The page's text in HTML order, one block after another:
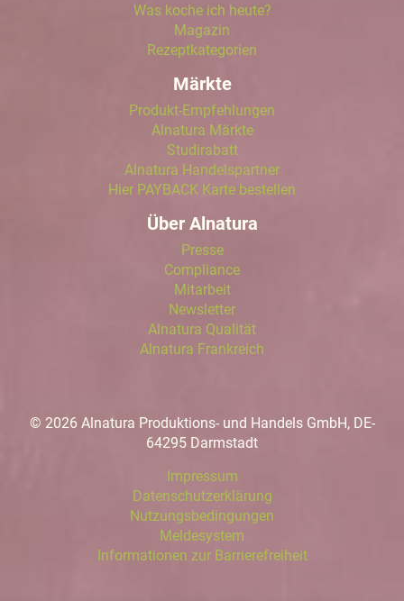
Was koche ich heute?
Magazin
Rezeptkategorien
Märkte
Produkt-Empfehlungen
Alnatura Märkte
Studirabatt
Alnatura Handelspartner
Hier PAYBACK Karte bestellen
Über Alnatura
Presse
Compliance
Mitarbeit
Newsletter
Alnatura Qualität
Alnatura Frankreich
© 2026 Alnatura Produktions- und Handels GmbH, DE-
64295 Darmstadt
Impressum
Datenschutzerklärung
Nutzungsbedingungen
Meldesystem
Informationen zur Barrierefreiheit